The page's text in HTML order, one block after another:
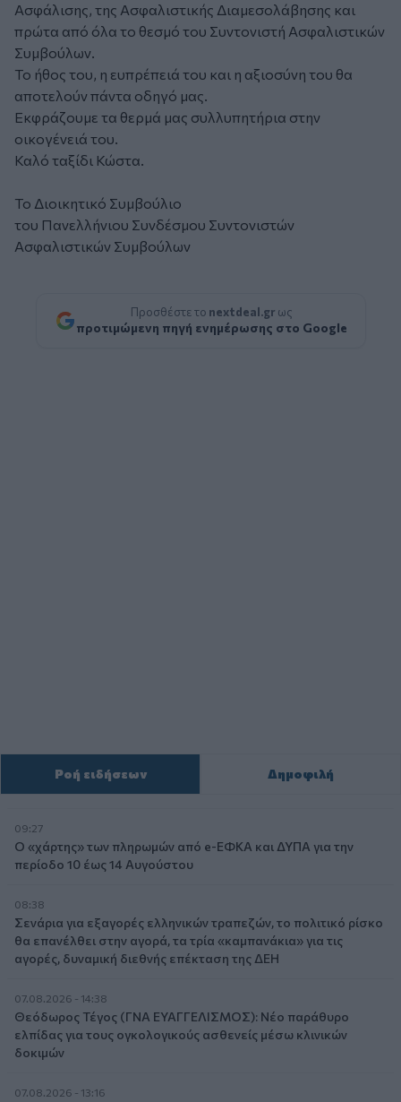
Ασφάλισης, της Ασφαλιστικής Διαμεσολάβησης και
πρώτα από όλα το θεσμό του Συντονιστή Ασφαλιστικών
Συμβούλων.
Το ήθος του, η ευπρέπειά του και η αξιοσύνη του θα
αποτελούν πάντα οδηγό μας.
Εκφράζουμε τα θερμά μας συλλυπητήρια στην
οικογένειά του.
Καλό ταξίδι Κώστα.
Το Διοικητικό Συμβούλιο
του Πανελλήνιου Συνδέσμου Συντονιστών
Ασφαλιστικών Συμβούλων
Προσθέστε το nextdeal.gr ως
προτιμώμενη πηγή ενημέρωσης στο Google
Ροή ειδήσεων Δημοφιλή
09:27
Ο «χάρτης» των πληρωμών από e-ΕΦΚΑ και ΔΥΠΑ για την
περίοδο 10 έως 14 Αυγούστου
08:38
Σενάρια για εξαγορές ελληνικών τραπεζών, το πολιτικό ρίσκο
θα επανέλθει στην αγορά, τα τρία «καμπανάκια» για τις
αγορές, δυναμική διεθνής επέκταση της ΔΕΗ
07.08.2026 - 14:38
Θεόδωρος Τέγος (ΓΝΑ ΕΥΑΓΓΕΛΙΣΜΟΣ): Νέο παράθυρο
ελπίδας για τους ογκολογικούς ασθενείς μέσω κλινικών
δοκιμών
07.08.2026 - 13:16